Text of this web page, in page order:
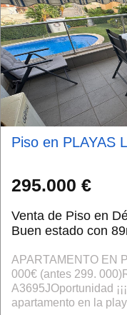
Piso en PLAYAS
295.000 €
Venta de Piso en
Buen estado con
APARTAMENTO EN
000€ (antes 299.
A3695JOportunidad
apartamento en la